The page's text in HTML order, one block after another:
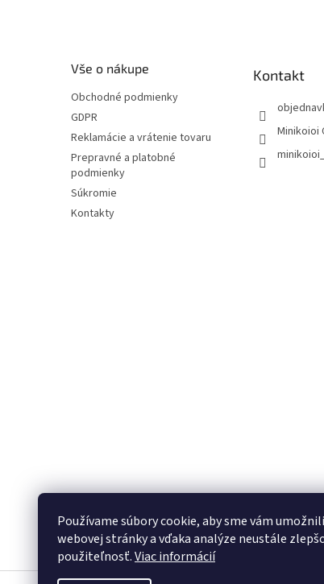
Používame súbory cookie, aby sme vám
webovej stránky a vďaka analýze neustále
použiteľnosť.Viac informácií
Vše o nákupe
Obchodné podmienky
GDPR
Reklamácie a vrátenie tovaru
Prepravné a platobné
podmienky
Súkromie
Kontakty
Kontakt
Minikoioi
Minikoioi CZ DN FORMED